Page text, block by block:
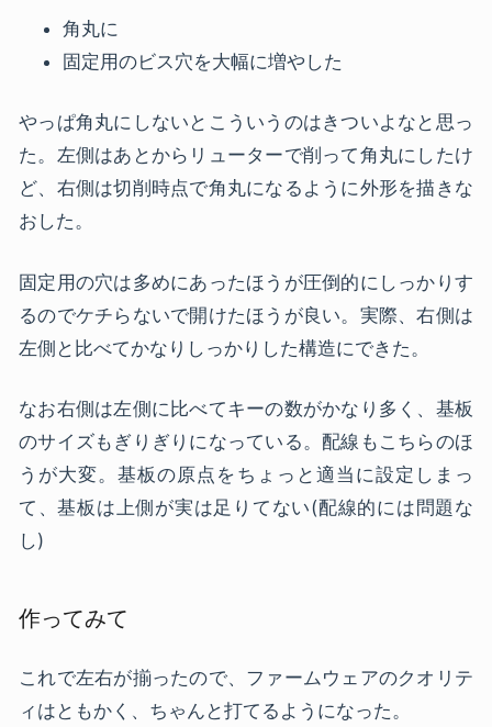
角丸に
固定用のビス穴を大幅に増やした
やっぱ角丸にしないとこういうのはきついよなと思っ
た。左側はあとからリューターで削って角丸にしたけ
ど、右側は切削時点で角丸になるように外形を描きな
おした。
固定用の穴は多めにあったほうが圧倒的にしっかりす
るのでケチらないで開けたほうが良い。実際、右側は
左側と比べてかなりしっかりした構造にできた。
なお右側は左側に比べてキーの数がかなり多く、基板
のサイズもぎりぎりになっている。配線もこちらのほ
うが大変。基板の原点をちょっと適当に設定しまっ
て、基板は上側が実は足りてない(配線的には問題な
し)
作ってみて
これで左右が揃ったので、ファームウェアのクオリテ
ィはともかく、ちゃんと打てるようになった。